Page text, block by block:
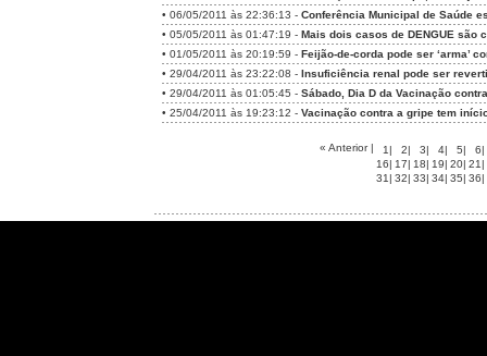
• 06/05/2011 às 22:36:13 - Conferência Municipal de Saúde
• 05/05/2011 às 01:47:19 - Mais dois casos de DENGUE são
• 01/05/2011 às 20:19:59 - Feijão-de-corda pode ser ‘arma’
• 29/04/2011 às 23:22:08 - Insuficiência renal pode ser
• 29/04/2011 às 01:05:45 - Sábado, Dia D da Vacinação
• 25/04/2011 às 19:23:12 - Vacinação contra a gripe tem
« Anterior| 1 | 2| 3| 4| 5| 6|
16| 17| 18| 19| 20| 21 |
31 | 32| 33| 34| 35| 36|